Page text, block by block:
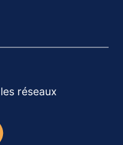
réseaux